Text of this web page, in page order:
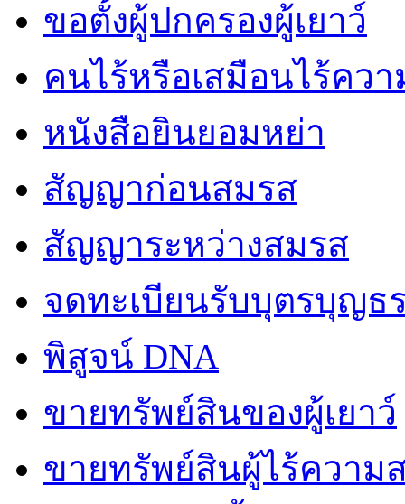
ขอตั้งผู้ปกครองผู้เยาว์
คนไร้หรือเสมือนไร้คว
หนังสือยินยอมหย่า
สัญญาก่อนสมรส
สัญญาระหว่างสมรส
จดทะเบียนรับบุตรบุญธ
พิสูจน์ DNA
ขายทรัพย์สินของผู้เยาว์
ขายทรัพย์สินผู้ไร้ความ